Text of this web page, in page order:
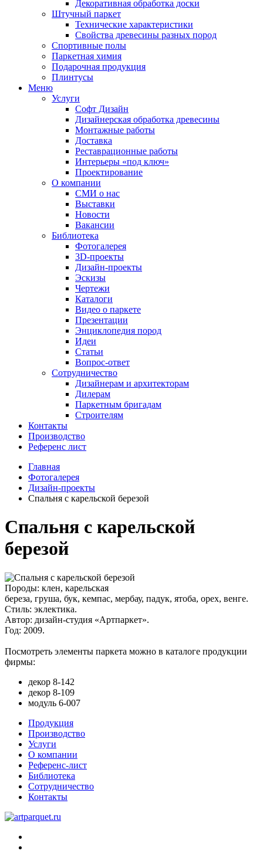
Декоративная обработка доски
Штучный паркет
Технические характеристики
Свойства древесины разных пород
Спортивные полы
Паркетная химия
Подарочная продукция
Плинтусы
Меню
Услуги
Софт Дизайн
Дизайнерская обработка древесины
Монтажные работы
Доставка
Реставрационные работы
Интерьеры «под ключ»
Проектирование
О компании
СМИ о нас
Выставки
Новости
Вакансии
Библиотека
Фотогалерея
3D-проекты
Дизайн-проекты
Эскизы
Чертежи
Каталоги
Видео о паркете
Презентации
Энциклопедия пород
Идеи
Статьи
Вопрос-ответ
Сотрудничество
Дизайнерам и архитекторам
Дилерам
Паркетным бригадам
Строителям
Контакты
Производство
Референс лист
Главная
Фотогалерея
Дизайн-проекты
Спальня с карельской березой
Спальня с карельской
березой
Породы: клен, карельская
береза, груша, бук, кемпас, мербау, падук, ятоба, орех, венге.
Стиль: эклектика.
Автор: дизайн-студия «Артпаркет».
Год: 2009.
Посмотреть элементы паркета можно в каталоге продукции
фирмы:
декор 8-142
декор 8-109
модуль 6-007
Продукция
Производство
Услуги
О компании
Референс-лист
Библиотека
Сотрудничество
Контакты